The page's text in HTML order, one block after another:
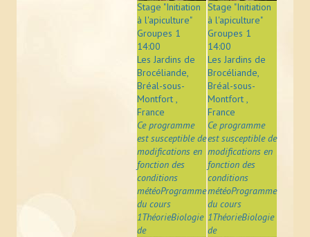
Assurance et déclaration de sinistre
Où trouver un apiculteur ?
Stage "Initiation
à l'apiculture"
Groupes 1
14:00
Les Jardins de
Brocéliande,
Bréal-sous-
Montfort ,
France
Ce programme
est susceptible de
modifications en
fonction des
conditions
météoProgramme
du cours
1ThéorieBiologie
de
Stage "Initiation
à l'apiculture"
Groupes 1
14:00
Les Jardins de
Brocéliande,
Bréal-sous-
Montfort ,
France
Ce programme
est susceptible de
modifications en
fonction des
conditions
météoProgramme
du cours
1ThéorieBiologie
de